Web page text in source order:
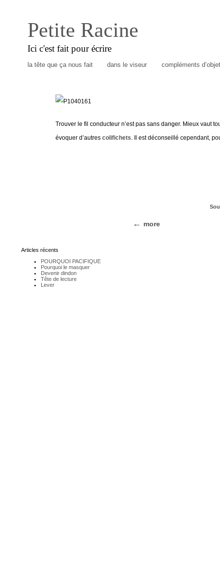
Petite Racine
Ici c'est fait pour écrire
la tête que ça nous fait dans le viseur compléments
Trouver le fil conducteur n’est pas sans danger. Mieux vaut
évoquer d’autres colifichets. Il est déconseillé cependant,
more
Articles récents
POURQUOI PACIFIQUE
Pourquoi le masquer
Devenir dindon
Tête de lecture
Lever